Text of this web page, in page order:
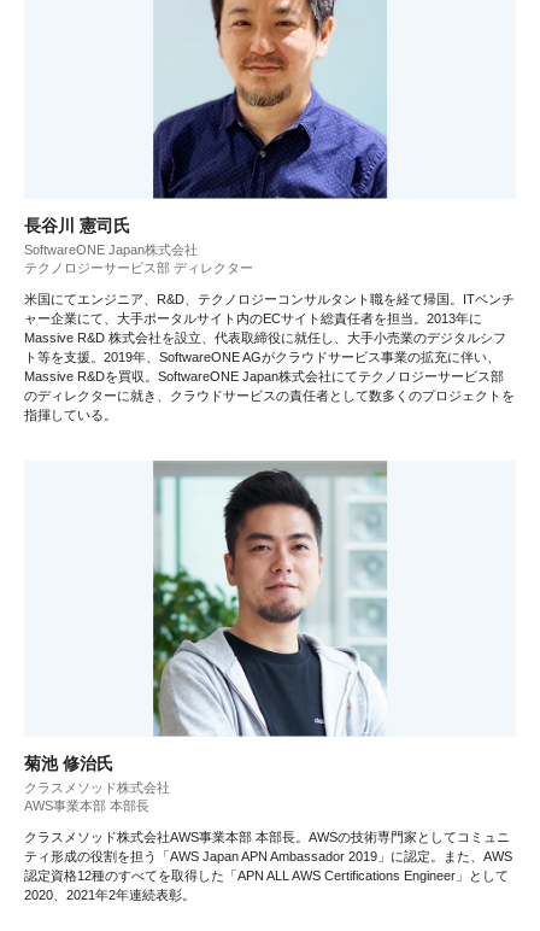
長谷川 憲司氏
SoftwareONE Japan株式会社
テクノロジーサービス部 ディレクター
米国にてエンジニア、R&D、テクノロジーコンサルタント職を経て帰国。ITベンチ
ャー企業にて、大手ポータルサイト内のECサイト総責任者を担当。2013年に
Massive R&D 株式会社を設立、代表取締役に就任し、大手小売業のデジタルシフ
ト等を支援。2019年、SoftwareONE AGがクラウドサービス事業の拡充に伴い、
Massive R&Dを買収。SoftwareONE Japan株式会社にてテクノロジーサービス部
のディレクターに就き、クラウドサービスの責任者として数多くのプロジェクトを
指揮している。
菊池 修治氏
クラスメソッド株式会社
AWS事業本部 本部長
クラスメソッド株式会社AWS事業本部 本部長。AWSの技術専門家としてコミュニ
ティ形成の役割を担う「AWS Japan APN Ambassador 2019」に認定。また、AWS
認定資格12種のすべてを取得した「APN ALL AWS Certifications Engineer」として
2020、2021年2年連続表彰。